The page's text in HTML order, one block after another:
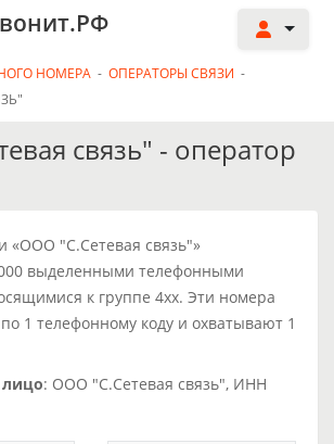
НОМЕРА - ОПЕРАТОРЫ СВЯЗИ -
связь" - оператор
«ООО "С.Сетевая связь"»
выделенными телефонными
к группе 4xx. Эти номера
1 телефонному коду и охватывают 1
: ООО "С.Сетевая связь", ИНН